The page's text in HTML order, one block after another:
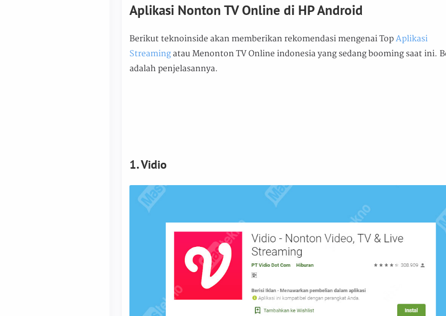
Aplikasi Nonton TV Online di HP Android
Berikut teknoinside akan memberikan rekomendasi mengenai TopAplikasi
Streamingatau Menonton TV Online indonesia yang sedang booming saat ini.
adalah penjelasannya.
1. Vidio